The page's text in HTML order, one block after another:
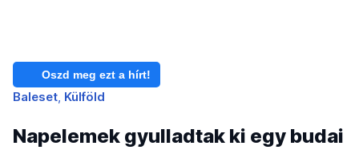
Oszd meg ezt a hírt!
Baleset Külföld
Napelemek gyulladtak ki egy budai